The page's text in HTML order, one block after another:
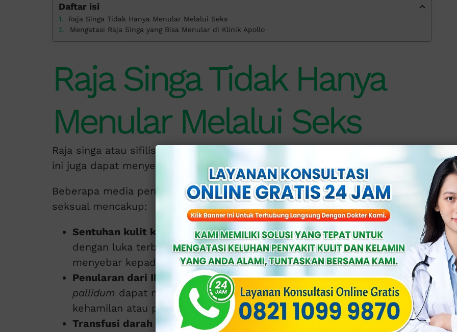
Daftar isi
Raja Singa Tidak Hanya Menular Melalui Seks
Mengatasi Raja Singa yang Bisa Menular di Klinik Apollo
Raja Singa Tidak Hanya
Menular Melalui Seks
Raja singa atau sifilis tidak hanya menular melalui hubungan seks. Penyakit
ini juga dapat menyebar melalui beberapa cara lain.
Beberapa media penularan raja singa yang tidak terkait dengan aktivitas
seksual mencakup:
Sentuhan kulit ke ku
: hindari kontak atau sentuhan kulit ke kulit
dengan luka terbuka atau chancre pada penderita karena infeksi bisa
menyebar kepada si penyentuh.
Penularan dari Ibu ke buah hati: ibu hamil yang terinfeksiTreponema
pallidum dapat menularkan penyakit ini pada bayi mereka selama
kehamilan atau persalinan. Ini disebut sebagai sifilis kongenital.
Transfusi darah dan produk darah: kasus penularan melalui transfusi